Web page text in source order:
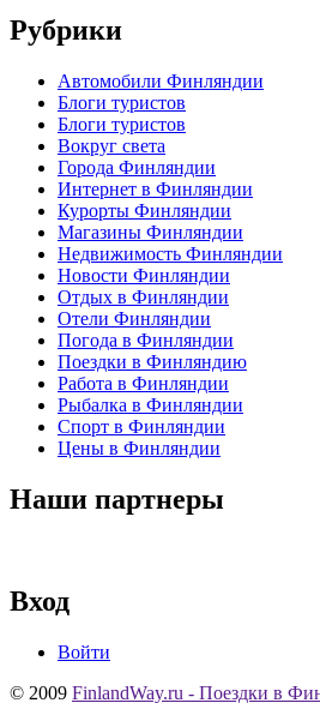
Рубрики
Автомобили Финляндии
Блоги туристов
Блоги туристов
Вокруг света
Города Финляндии
Интернет в Финляндии
Курорты Финляндии
Магазины Финляндии
Недвижимость Финляндии
Новости Финляндии
Отдых в Финляндии
Отели Финляндии
Погода в Финляндии
Поездки в Финляндию
Работа в Финляндии
Рыбалка в Финляндии
Спорт в Финляндии
Цены в Финляндии
Наши партнеры
Вход
Войти
© 2009 FinlandWay.ru - Поездки в